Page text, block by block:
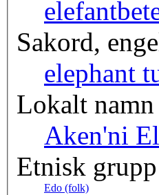
Sakord,
elephant
Lokalt namn
Aken'ni
Etnisk
Edo (folk)